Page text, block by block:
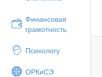
Финансовая
грамотность
Психологу
ОРКиСЭ